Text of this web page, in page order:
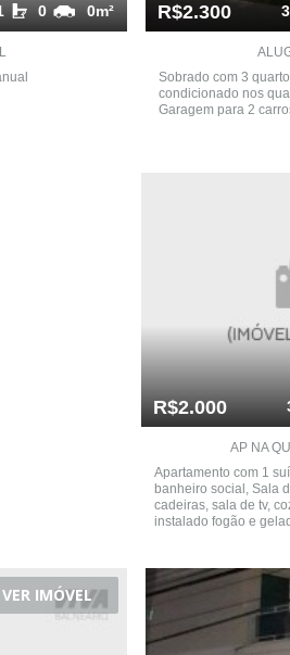
0m²
0 R$2.300 3
Sobrado com 3
condicionado nos
Garagem para 2
R$2.000
AP NA
Apartamento com 1
banheiro social, Sala
cadeiras, sala de tv,
instalado fogão e
VER IMÓVEL